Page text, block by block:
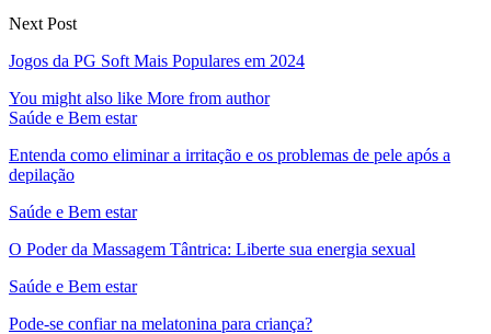
Next Post
Jogos da PG Soft Mais Populares em 2024
You might also like More from author
Saúde e Bem estar
Entenda como eliminar a irritação e os problemas de pele após a
depilação
Saúde e Bem estar
O Poder da Massagem Tântrica: Liberte sua energia sexual
Saúde e Bem estar
Pode-se confiar na melatonina para criança?